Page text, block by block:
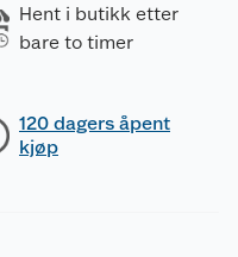
Hent i butikk etter
bare to timer
120 dagers åpent
kjøp